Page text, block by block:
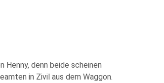
denn beide scheinen
in Zivil aus dem Waggon.